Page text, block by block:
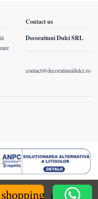
shopping_cart
Contact us
Decoratiuni Dulci SRL
contact@decoratiunidulci.ro